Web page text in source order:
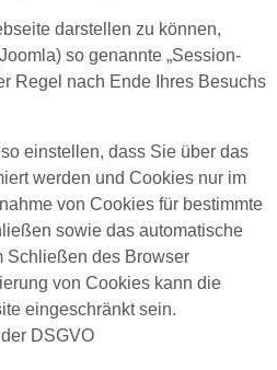
darstellen zu können,
so genannte „Session-
Regel nach Ende Ihres Besuchs
einstellen, dass Sie über das
werden und Cookies nur im
von Cookies für bestimmte
sowie das automatische
Schließen des Browser
von Cookies kann die
eingeschränkt sein.
DSGVO